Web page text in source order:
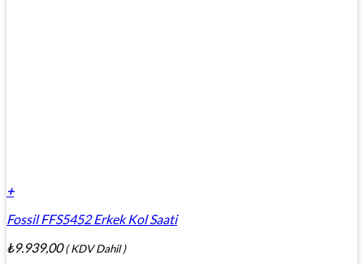
+
Fossil FFS5452 Erkek Kol Saati
₺9.939,00 ( KDV Dahil )